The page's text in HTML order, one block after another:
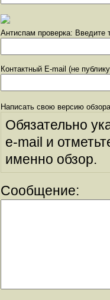
Антиспам проверка: Введите
Контактный E-mail (не
Написать свою версию
Обязательно
e-mail и
именно обзор.
Сообщение: